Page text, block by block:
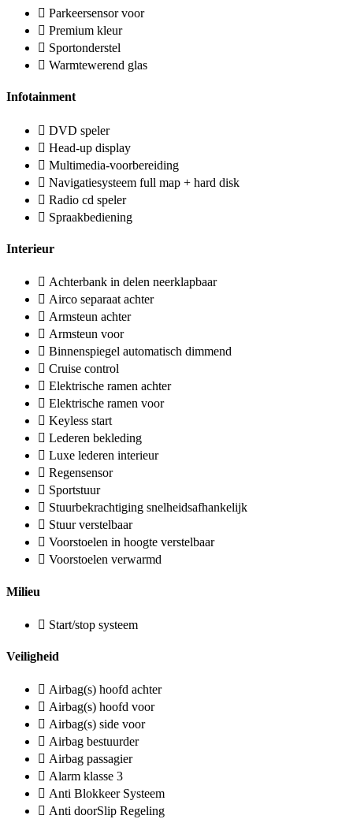
Parkeersensor voor
Premium kleur
Sportonderstel
Warmtewerend glas
Infotainment
DVD speler
Head-up display
Multimedia-voorbereiding
Navigatiesysteem full map + hard disk
Radio cd speler
Spraakbediening
Interieur
Achterbank in delen neerklapbaar
Airco separaat achter
Armsteun achter
Armsteun voor
Binnenspiegel automatisch dimmend
Cruise control
Elektrische ramen achter
Elektrische ramen voor
Keyless start
Lederen bekleding
Luxe lederen interieur
Regensensor
Sportstuur
Stuurbekrachtiging snelheidsafhankelijk
Stuur verstelbaar
Voorstoelen in hoogte verstelbaar
Voorstoelen verwarmd
Milieu
Start/stop systeem
Veiligheid
Airbag(s) hoofd achter
Airbag(s) hoofd voor
Airbag(s) side voor
Airbag bestuurder
Airbag passagier
Alarm klasse 3
Anti Blokkeer Systeem
Anti doorSlip Regeling